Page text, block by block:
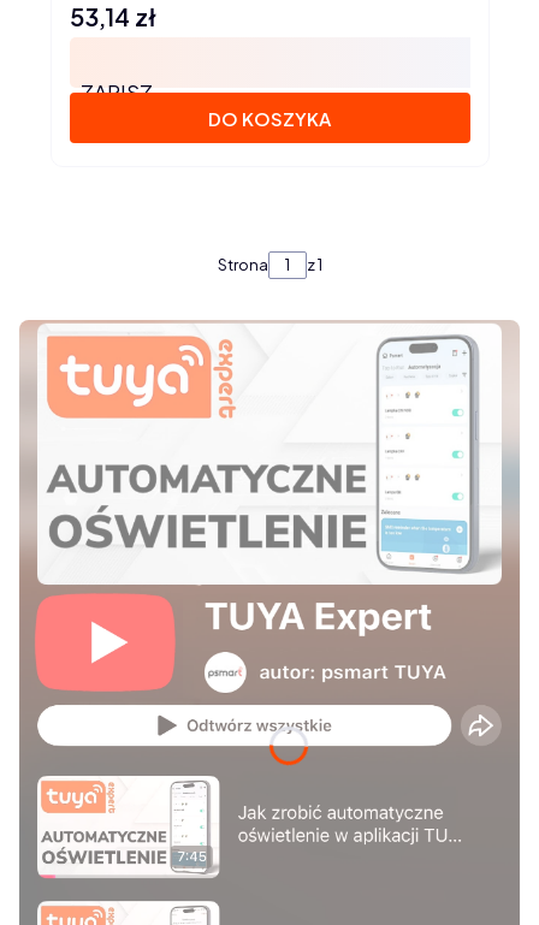
Cena
53,14 zł
ZAPISZ
DO KOSZYKA
Strona z 1